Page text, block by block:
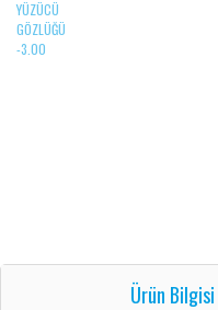
Ürün Bilgisi